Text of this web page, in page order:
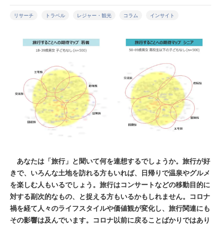
リサーチ トラベル レジャー・観光 コラム インサイト
あなたは「旅行」と聞いて何を連想するでしょうか。旅行が好
きで、いろんな土地を訪れる方もいれば、日帰りで温泉やグルメ
を楽しむ人もいるでしょう。旅行はコンサートなどの移動目的に
対する副次的なもの、と捉える方もいるかもしれません。コロナ
禍を経て人々のライフスタイルや価値観が変化し、旅行関連にも
その影響は及んでいます。コロナ以前に戻ることばかりではあり